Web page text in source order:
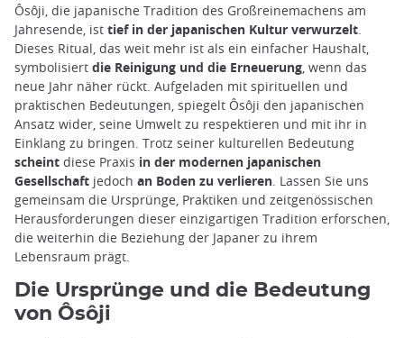
Ôsôji, die japanische Tradition des Großreinemachens am
Jahresende, ist tief in der japanischen Kultur verwurzelt
Dieses Ritual, das weit mehr ist als ein einfacher Haushalt,
symbolisiert die Reinigung und die Erneuerung , wenn das
neue Jahr näher rückt. Aufgeladen mit spirituellen und
praktischen Bedeutungen, spiegelt Ôsôji den japanischen
Ansatz wider, seine Umwelt zu respektieren und mit ihr in
Einklang zu bringen. Trotz seiner kulturellen Bedeutung
scheint diese Praxis in der modernen japanischen
Gesellschaft jedoch an Boden zu verlieren . Lassen Sie uns
gemeinsam die Ursprünge, Praktiken und zeitgenössischen
Herausforderungen dieser einzigartigen Tradition erforschen,
die weiterhin die Beziehung der Japaner zu ihrem
Lebensraum prägt.
Die Ursprünge und die Bedeutung
von Ôsôji